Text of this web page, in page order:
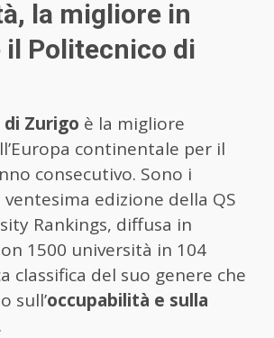
la migliore in
il Politecnico di
Zurigo è la migliore
continentale per il
consecutivo. Sono i
edizione della QS
Rankings, diffusa in
1500 università in 104
classifica del suo genere che
sull’occupabilità e sulla
.